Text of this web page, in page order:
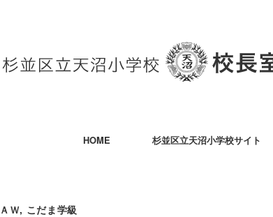
HOME 杉並区立天沼小学校サイト
ＡＷ, こだま学級